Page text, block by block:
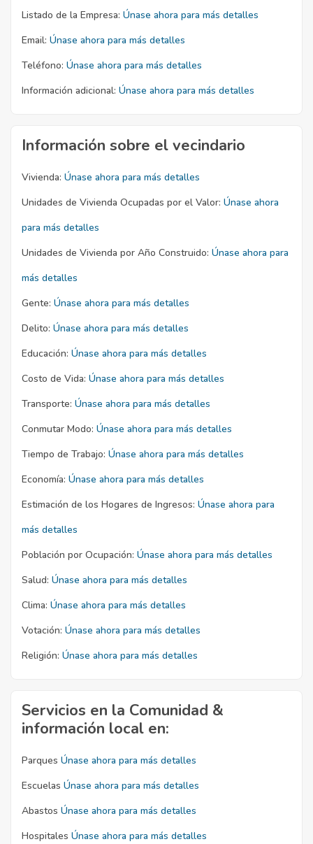
Listado de la Empresa: Únase ahora para más detalles
Email: Únase ahora para más detalles
Teléfono: Únase ahora para más detalles
Información adicional: Únase ahora para más detalles
Información sobre el vecindario
Vivienda: Únase ahora para más detalles
Unidades de Vivienda Ocupadas por el Valor: Únase ahora
para más detalles
Unidades de Vivienda por Año Construido: Únase ahora para
más detalles
Gente: Únase ahora para más detalles
Delito: Únase ahora para más detalles
Educación: Únase ahora para más detalles
Costo de Vida: Únase ahora para más detalles
Transporte: Únase ahora para más detalles
Conmutar Modo: Únase ahora para más detalles
Tiempo de Trabajo: Únase ahora para más detalles
Economía: Únase ahora para más detalles
Estimación de los Hogares de Ingresos: Únase ahora para
más detalles
Población por Ocupación: Únase ahora para más detalles
Salud: Únase ahora para más detalles
Clima: Únase ahora para más detalles
Votación: Únase ahora para más detalles
Religión: Únase ahora para más detalles
Servicios en la Comunidad &
información local en:
Parques Únase ahora para más detalles
Escuelas Únase ahora para más detalles
Abastos Únase ahora para más detalles
Hospitales Únase ahora para más detalles